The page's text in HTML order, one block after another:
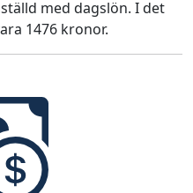
med dagslön. I det
1476 kronor.